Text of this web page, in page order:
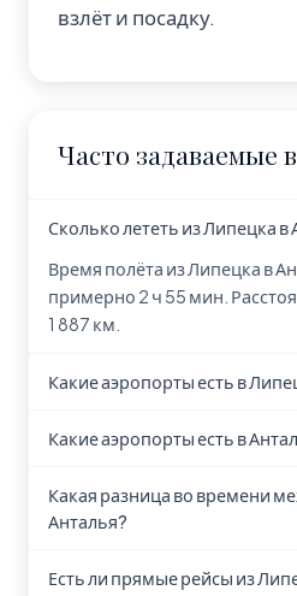
взлёт и посадку.
Часто задаваемые
Сколько лететь из Липецка в
Время полёта из Липецка в
примерно 2 ч 55 мин.
1 887 км.
Какие аэропорты есть в
Какие аэропорты есть в
Какая разница во времени
Анталья?
разницы во времени нет.
Есть ли прямые рейсы из